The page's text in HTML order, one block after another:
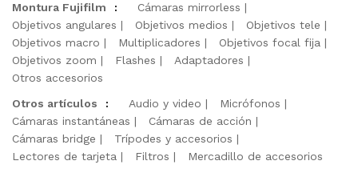
Montura Fujifilm
:
Cámaras mirrorless
Objetivos angulares
Objetivos medios
Objetivos tele
Objetivos macro
Multiplicadores
Objetivos focal fija
Objetivos zoom
Flashes
Adaptadores
Otros accesorios
Otros artículos
: Audio y video
Micrófonos
Cámaras instantáneas
Cámaras de acción
Cámaras bridge
Trípodes y accesorios
Lectores de tarjeta
Filtros Mercadillo de accesorios